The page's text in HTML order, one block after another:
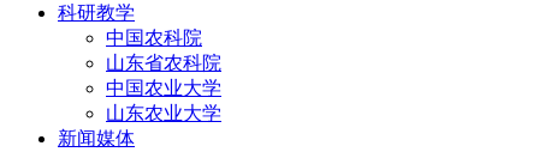
科研教学
中国农科院
山东省农科院
中国农业大学
山东农业大学
新闻媒体